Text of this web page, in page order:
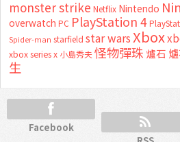
monster strike Netflix Nintendo
overwatch PC PlayStation 4
Spider-man starfield star wars Xbox
xbox series x 小島秀夫怪物彈珠 爐石
生
Facebook